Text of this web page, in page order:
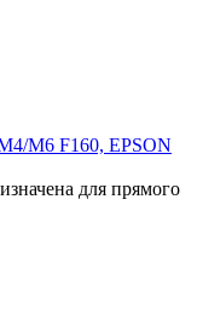
M6 F160, EPSON
для прямого